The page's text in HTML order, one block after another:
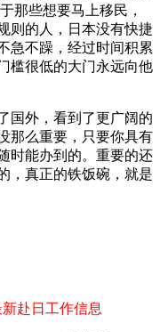
那些想要马上移民，
则的人，日本没有快捷
急不躁，经过时间积累
槛很低的大门永远向他
国外，看到了更广阔的
那么重要，只要你具有
时能办到的。重要的还
，真正的铁饭碗，就是
赴日工作信息